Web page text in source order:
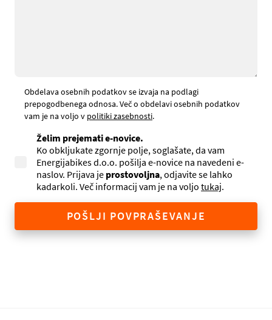
Obdelava osebnih podatkov se izvaja na podlagi
prepogodbenega odnosa. Več o obdelavi osebnih podatkov
vam je na voljo v politiki zasebnosti.
Želim prejemati e-novice.
Ko obkljukate zgornje polje, soglašate, da vam
Energijabikes d.o.o. pošilja e-novice na navedeni e-
naslov. Prijava je prostovoljna, odjavite se lahko
kadarkoli. Več informacij vam je na voljo tukaj.
POŠLJI POVPRAŠEVANJE